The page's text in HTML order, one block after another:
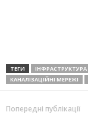
ТЕГИ ІНФРАСТРУКТУРА
КАНАЛІЗАЦІЙНІ МЕРЕЖІ
Попередні публікації